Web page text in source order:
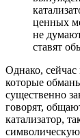
ценных
не
ставят
Однако,
которые
существенно
говорят,
катализатор,
символическую